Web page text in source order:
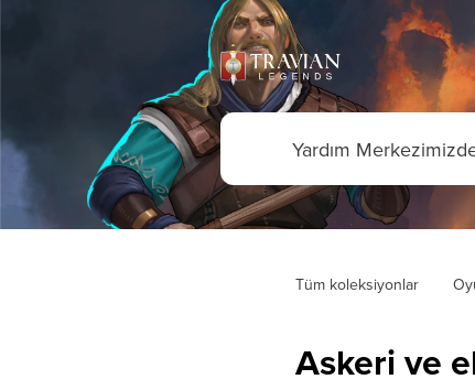
Tüm koleksiyonlar
Askeri ve